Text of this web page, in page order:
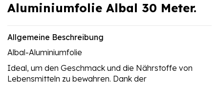
Aluminiumfolie Albal 30 Meter.
Allgemeine Beschreibung
Albal-Aluminiumfolie
Ideal, um den Geschmack und die Nährstoffe von
Lebensmitteln zu bewahren. Dank der